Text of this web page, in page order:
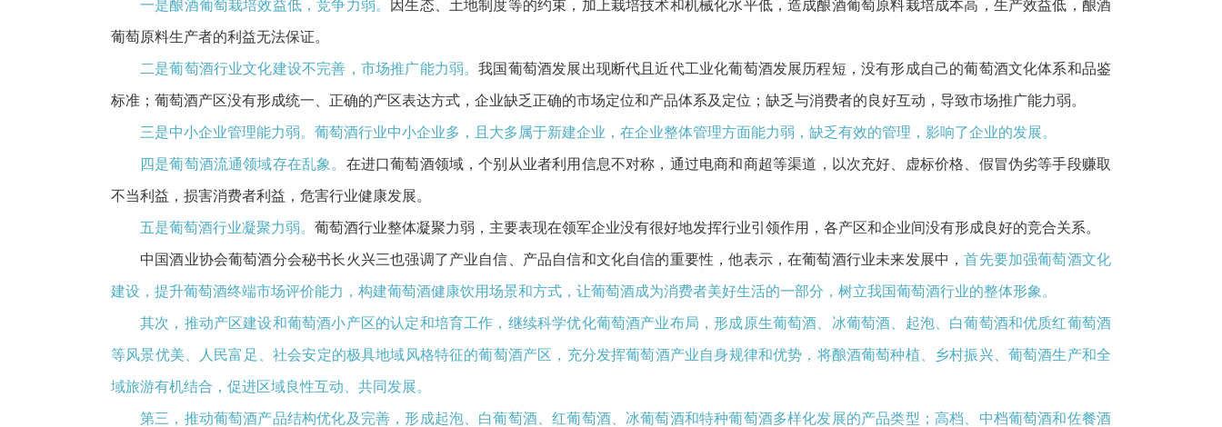
一是酿酒葡萄栽培效益低，竞争力弱。 因生态、土地制度等的约束，加上栽培技术和机械化水平低，造成酿酒葡萄原料栽培成本高，生产效益低，酿酒
葡萄原料生产者的利益无法保证。
二是葡萄酒行业文化建设不完善，市场推广能力弱。我国葡萄酒发展出现断代且近代工业化葡萄酒发展历程短，没有形成自己的葡萄酒文化体系和品鉴
标准；葡萄酒产区没有形成统一、正确的产区表达方式，企业缺乏正确的市场定位和产品体系及定位；缺乏与消费者的良好互动，导致市场推广能力弱。
三是中小企业管理能力弱。葡萄酒行业中小企业多，且大多属于新建企业，在企业整体管理方面能力弱，缺乏有效的管理，影响了企业的发展。
四是葡萄酒流通领域存在乱象。 在进口葡萄酒领域，个别从业者利用信息不对称，通过电商和商超等渠道，以次充好、虚标价格、假冒伪劣等手段赚取
不当利益，损害消费者利益，危害行业健康发展。
五是葡萄酒行业凝聚力弱。 葡萄酒行业整体凝聚力弱，主要表现在领军企业没有很好地发挥行业引领作用，各产区和企业间没有形成良好的竞合关系。
中国酒业协会葡萄酒分会秘书长火兴三也强调了产业自信、产品自信和文化自信的重要性，他表示，在葡萄酒行业未来发展中，首先要加强葡萄酒文化
建设，提升葡萄酒终端市场评价能力，构建葡萄酒健康饮用场景和方式，让葡萄酒成为消费者美好生活的一部分，树立我国葡萄酒行业的整体形象。
其次，推动产区建设和葡萄酒小产区的认定和培育工作，继续科学优化葡萄酒产业布局，形成原生葡萄酒、冰葡萄酒、起泡、白葡萄酒和优质红葡萄酒
等风景优美、人民富足、社会安定的极具地域风格特征的葡萄酒产区，充分发挥葡萄酒产业自身规律和优势，将酿酒葡萄种植、乡村振兴、葡萄酒生产和全
域旅游有机结合，促进区域良性互动、共同发展。
第三，推动葡萄酒产品结构优化及完善，形成起泡、白葡萄酒、红葡萄酒、冰葡萄酒和特种葡萄酒多样化发展的产品类型；高档、中档葡萄酒和佐餐酒